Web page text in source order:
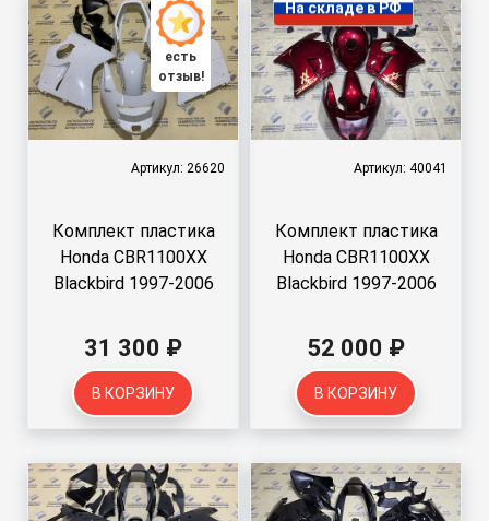
есть
отзыв!
Артикул: 26620
Комплект пластика
Honda CBR1100XX
Blackbird 1997-2006
31 300 ₽
В КОРЗИНУ
На складе в РФ
Артикул: 40041
Комплект пластика
Honda CBR1100XX
Blackbird 1997-2006
52 000 ₽
В КОРЗИНУ